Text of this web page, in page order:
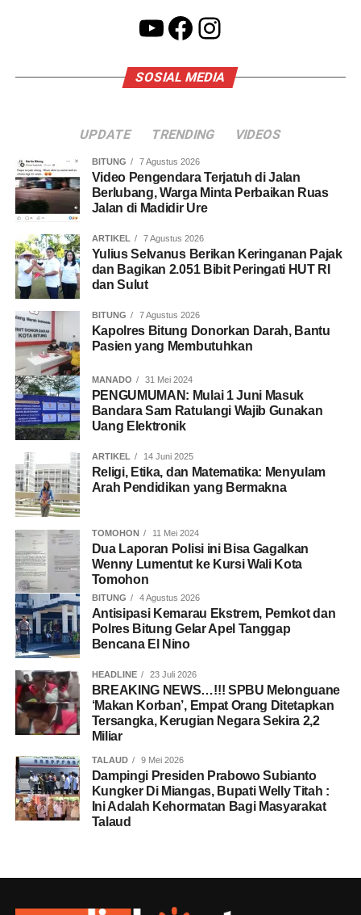
YouTube
Facebook
Instagram
SOSIAL MEDIA
UPDATE TRENDING VIDEOS
BITUNG 7 Agustus 2026
Video Pengendara Terjatuh di Jalan
Berlubang, Warga Minta Perbaikan Ruas
Jalan di Madidir Ure
ARTIKEL 7 Agustus 2026
Yulius Selvanus Berikan Keringanan Pajak
dan Bagikan 2.051 Bibit Peringati HUT RI
dan Sulut
BITUNG 7 Agustus 2026
Kapolres Bitung Donorkan Darah, Bantu
Pasien yang Membutuhkan
MANADO 31 Mei 2024
PENGUMUMAN: Mulai 1 Juni Masuk
Bandara Sam Ratulangi Wajib Gunakan
Uang Elektronik
ARTIKEL 14 Juni 2025
Religi, Etika, dan Matematika: Menyulam
Arah Pendidikan yang Bermakna
TOMOHON 11 Mei 2024
Dua Laporan Polisi ini Bisa Gagalkan
Wenny Lumentut ke Kursi Wali Kota
Tomohon
BITUNG 4 Agustus 2026
Antisipasi Kemarau Ekstrem, Pemkot dan
Polres Bitung Gelar Apel Tanggap
Bencana El Nino
HEADLINE 23 Juli 2026
BREAKING NEWS…!!! SPBU Melonguane
‘Makan Korban’, Empat Orang Ditetapkan
Tersangka, Kerugian Negara Sekira 2,2
Miliar
TALAUD 9 Mei 2026
Dampingi Presiden Prabowo Subianto
Kungker Di Miangas, Bupati Welly Titah :
Ini Adalah Kehormatan Bagi Masyarakat
Talaud